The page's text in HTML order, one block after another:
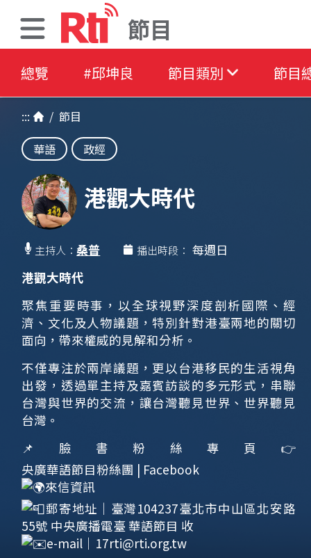
節目
總覽 #邱坤良 節目類別 節目
::: / 節目
華語
政經
港觀大時代
主持人： 桑普 播出時段： 每週日
港觀大時代
聚焦重要時事，以全球視野深度剖析國際、經
濟、文化及人物議題，特別針對港臺兩地的關切
面向，帶來權威的見解和分析。
不僅專注於兩岸議題，更以台港移民的生活視角
出發，透過單主持及嘉賓訪談的多元形式，串聯
台灣與世界的交流，讓台灣聽見世界、世界聽見
台灣。
📌臉書粉絲專頁👉
央廣華語節目粉絲團 | Facebook
來信資訊
郵寄地址｜臺灣104237臺北市中山區北安路
55號 中央廣播電臺 華語節目 收
e-mail｜ 17rti@rti.org.tw